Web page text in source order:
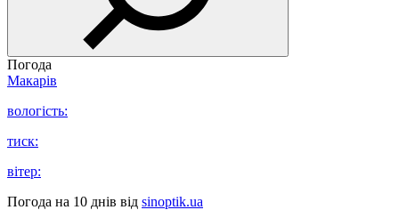
Погода
Макарів
вологість:
тиск:
вітер:
Погода на 10 днів від sinoptik.ua